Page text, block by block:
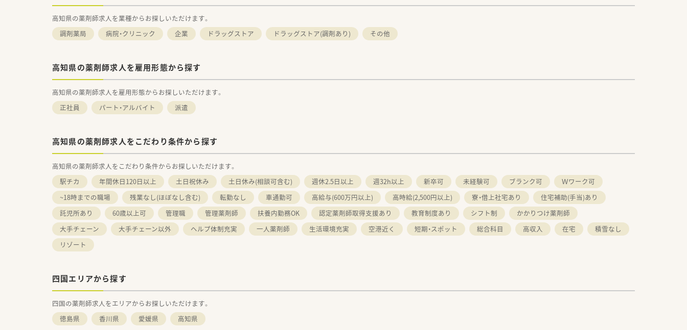
高知県の薬剤師求人を業種からお探しいただけます。
調剤薬局
病院・クリニック 企業 ドラッグストア ドラッグストア(調剤あり) その他
高知県の薬剤師求人を雇用形態から探す
高知県の薬剤師求人を雇用形態からお探しいただけます。
正社員
パート・アルバイト 派遣
高知県の薬剤師求人をこだわり条件から探す
高知県の薬剤師求人をこだわり条件からお探しいただけます。
駅チカ
年間休日120日以上 土日祝休み 土日休み(相談可含む) 週休2.5日以上 週32h以上 新卒可 未経験可 ブランク可
Ｗワーク可
~18時までの職場
残業なし(ほぼなし含む) 転勤なし 車通勤可 高給与(600万円以上) 高時給(2,500円以上) 寮・借上社宅あり
住宅補助(手当)あり
託児所あり
60歳以上可 管理職 管理薬剤師 扶養内勤務OK 認定薬剤師取得支援あり 教育制度あり シフト制
かかりつけ薬剤師
大手チェーン
大手チェーン以外 ヘルプ体制充実 一人薬剤師 生活環境充実 空港近く 短期・スポット 総合科目 高収入 在宅
積雪なし
リゾート
四国エリアから探す
四国の薬剤師求人をエリアからお探しいただけます。
徳島県
香川県 愛媛県 高知県